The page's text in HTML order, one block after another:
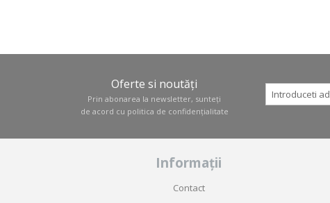
Oferte si noutăți
Prin abonarea la newsletter, sunteți
de acord cu politica de confidențialitate
Informații
Contact